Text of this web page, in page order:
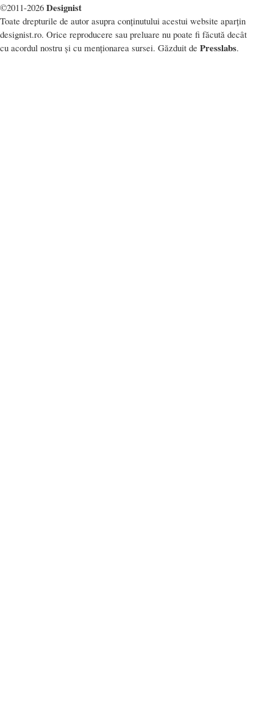
©2011-2026 Designist
Toate drepturile de autor asupra conținutului acestui website aparțin
designist.ro. Orice reproducere sau preluare nu poate fi făcută decât
cu acordul nostru și cu menționarea sursei. Găzduit de Presslabs.